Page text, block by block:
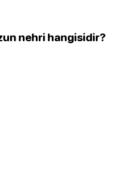
nehri hangisidir?